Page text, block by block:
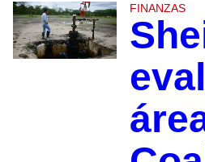
FINANZAS